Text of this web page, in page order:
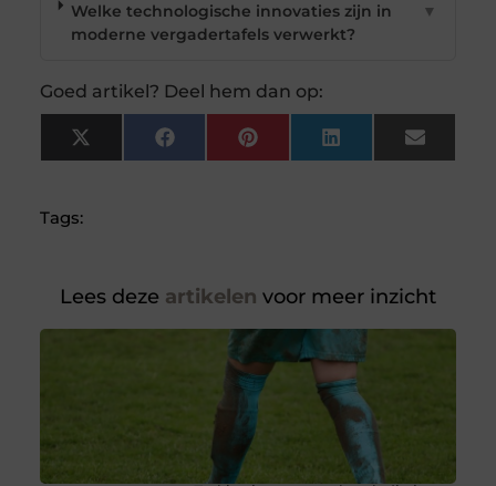
Welke technologische innovaties zijn in
moderne vergadertafels verwerkt?
▼
Goed artikel? Deel hem dan op:
X
(Twitter)
FacebookPinterest LinkedIn Email
Tags:
Lees deze artikelen voor meer inzicht